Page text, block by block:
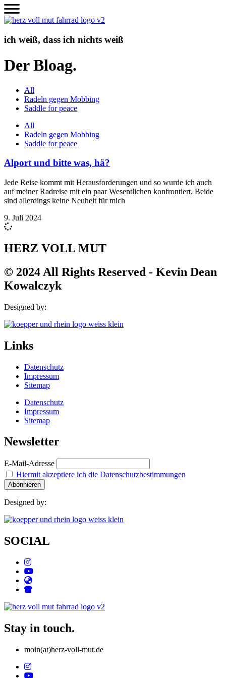
Zum
Inhalt
wechseln
ich weiß, dass ich nichts weiß
Der Bloag.
All
Radeln gegen Mobbing
Saddle for peace
All
Radeln gegen Mobbing
Saddle for peace
Alport und bitte was, hä?
Jede Reise kommt mit Herausforderungen und so wurde ich auch
auf meiner Radreise mit ein paar Wesentlichen konfrontiert. Beide
sind allerdings keine Neuheit für mich
9. Juli 2024
HERZ VOLL MUT
© 2024 All Rights Reserved - Kevin Dean
Kowalczyk
Designed by:
Links
Datenschutz
Impressum
Sitemap
Datenschutz
Impressum
Sitemap
Newsletter
E-Mail-Adresse
Hiermit akzeptiere ich die Datenschutzbestimmungen
Designed by:
SOCIAL
Stay in touch.
moin(at)herz-voll-mut.de